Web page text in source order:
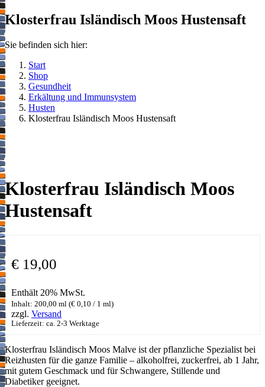
Klosterfrau Isländisch Moos Hustensaft
Sie befinden sich hier:
Start
Shop
Gesundheit
Erkältung und Immunsystem
Husten
Klosterfrau Isländisch Moos Hustensaft
Klosterfrau Isländisch Moos
Hustensaft
€ 19,00
Enthält 20% MwSt.
Inhalt: 200,00 ml (€ 0,10 / 1 ml)
zzgl. Versand
Lieferzeit: ca. 2-3 Werktage
Klosterfrau Isländisch Moos Malve ist der pflanzliche Spezialist bei
Reizhusten für die ganze Familie – alkoholfrei, zuckerfrei, ab 1 Jahr,
mit gutem Geschmack und für Schwangere, Stillende und
Diabetiker geeignet.